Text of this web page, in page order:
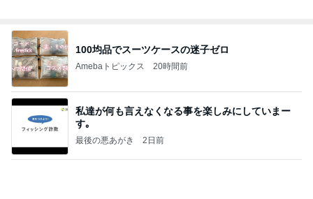
100均品でスーツケースの迷子ゼロ
Amebaトピックス 20時間前
私達が何も言えなくなる事を楽しみにしていまー
す｡
最後の悪あがき 2日前